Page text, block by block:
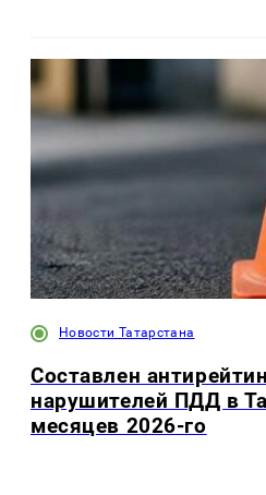
Новости Татарстана
Составлен
нарушителей ПДД в
месяцев 2026-го